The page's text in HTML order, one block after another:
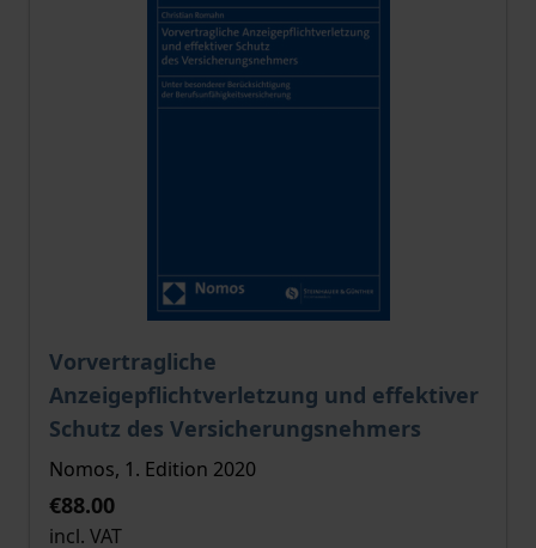
Vorvertragliche
Anzeigepflichtverletzung und effektiver
Schutz des Versicherungsnehmers
The price depends on the options chosen on the
Nomos, 1. Edition 2020
€88.00
incl. VAT